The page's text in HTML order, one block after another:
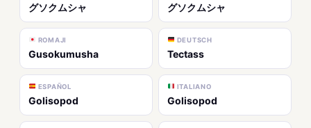
グソクムシャ グソクムシャ
ROMAJI
Gusokumusha
DEUTSCH
Tectass
ESPAÑOL
Golisopod
ITALIANO
Golisopod